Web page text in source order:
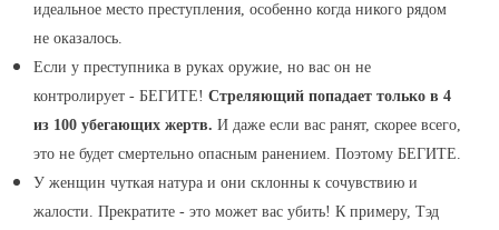
идеальное место преступления, особенно когда никого рядом
не оказалось.
Если у преступника в руках оружие, но вас он не
контролирует - БЕГИТЕ! Стреляющий попадает только в 4
из 100 убегающих жертв. И даже если вас ранят, скорее всего,
это не будет смертельно опасным ранением. Поэтому БЕГИТЕ.
У женщин чуткая натура и они склонны к сочувствию и
жалости. Прекратите - это может вас убить! К примеру, Тэд